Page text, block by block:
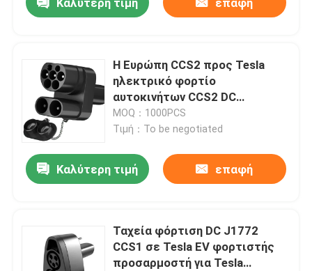
Καλύτερη τιμή επαφή
Η Ευρώπη CCS2 προς Tesla
ηλεκτρικό φορτίο
αυτοκινήτων CCS2 DC
προσαρμογέα Για TESLA AC+DC
MOQ：1000PCS
Τιμή：To be negotiated
Καλύτερη τιμή επαφή
Ταχεία φόρτιση DC J1772
CCS1 σε Tesla EV φορτιστής
προσαρμοστή για Tesla